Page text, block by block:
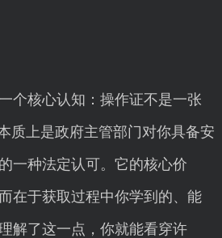
个核心认知：操作证不是一张
质上是政府主管部门对你具备安
一种法定认可。它的核心价
在于获取过程中你学到的、能
解了这一点，你就能看穿许